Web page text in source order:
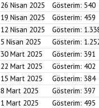
26 Nisan 2025 Gösterim: 540
19 Nisan 2025 Gösterim: 459
12 Nisan 2025 Gösterim:
5 Nisan 2025 Gösterim:
30 Mart 2025 Gösterim: 391
22 Mart 2025 Gösterim: 402
15 Mart 2025 Gösterim: 384
8 Mart 2025 Gösterim: 397
1 Mart 2025 Gösterim: 495